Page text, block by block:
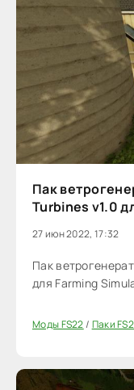
Пак
Turbines v1.0
27 июн 2022, 17:32
Пак
для Farming
Моды FS22/ Паки